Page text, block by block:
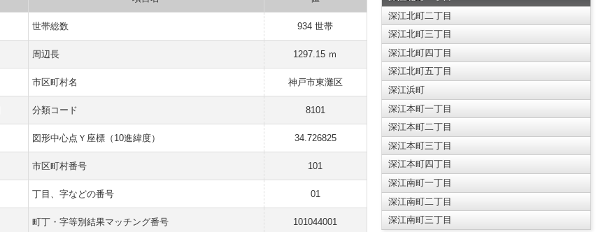
世帯総数 934 世帯
周辺長 1297.15 ｍ
市区町村名 神戸市東灘区
分類コード 8101
図形中心点Ｙ座標（10進緯度） 34.726825
市区町村番号 101
丁目、字などの番号 01
町丁・字等別結果マッチング番号 101044001
深江北町二丁目
深江北町三丁目
深江北町四丁目
深江北町五丁目
深江浜町
深江本町一丁目
深江本町二丁目
深江本町三丁目
深江本町四丁目
深江南町一丁目
深江南町二丁目
深江南町三丁目